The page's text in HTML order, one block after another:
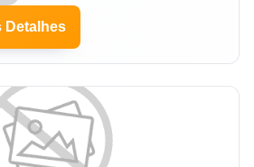
Detalhes